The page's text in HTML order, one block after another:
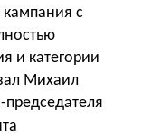
кампания с
и категории
Михаил